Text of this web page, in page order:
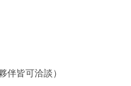
伴皆可洽談）